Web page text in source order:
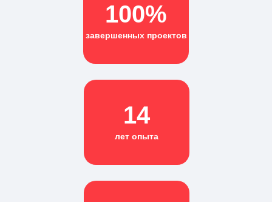
завершенных проектов
100%
лет опыта
14